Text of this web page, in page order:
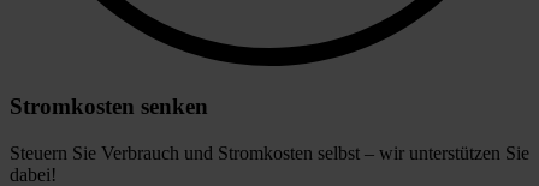
Stromkosten senken
Steuern Sie Verbrauch und Stromkosten selbst – wir unterstützen Sie
dabei!